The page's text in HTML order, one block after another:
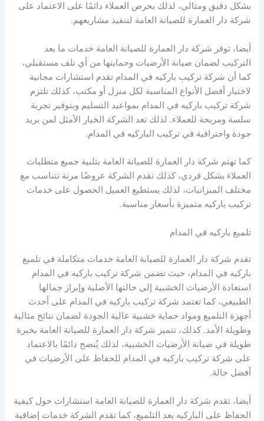
بشكل دقيق ومثالي، لذلك يحرص العملاء دائمًا على الاعتماد على
شركة دار العمارة للصيانة العامة لتنفيذ مشاريعهم.
أيضا، توفر شركة دار العمارة للصيانة العامة خدمات ما بعد
التركيب لضمان صيانة الأرضيات وحمايتها من أي تلف مستقبلي،
كما أن شركة تركيب باركيه في المدام تقدم استشارات مجانية
لاختيار أفضل الأنواع المناسبة لكل منزل أو مكتب، كذلك تلتزم
شركة تركيب باركيه في المدام بمواعيد التسليم وبتوفير تجربة
سلسة ومريحة للعملاء. لذلك تعد الشركة الخيار الأمثل لمن يريد
جودة واحترافية في تركيب الباركيه في المدام.
كما تهتم شركة دار العمارة للصيانة العامة بتلبية جميع متطلبات
العملاء بشكل فردي، كذلك تقدم الشركة عروضًا مرنة تتناسب مع
مختلف الميزانيات، لذلك يستطيع العميل الحصول على خدمات
تركيب باركيه متميزة بأسعار مناسبة.
تلميع باركيه في المدام
تقدم شركة دار العمارة للصيانة العامة خدمات متكاملة في تلميع
باركيه في المدام، حيث تضمن شركة تركيب باركيه في المدام
استعادة الأرضيات الخشبية إلى حالتها الأصلية وإبراز جمالها
الطبيعي، كما تعتمد شركة تركيب باركيه في المدام على أحدث
أجهزة التلميع ومواد حماية خشبية عالية الجودة لضمان نتائج مثالية
وطويلة الأمد. كذلك، تتميز شركة دار العمارة للصيانة العامة بخبرة
طويلة في صيانة الأرضيات الخشبية، لذلك يُنصح دائمًا بالاعتماد
على شركة تركيب باركيه في المدام للحفاظ على الأرضيات في
أفضل حالة.
أيضا، تقدم شركة دار العمارة للصيانة العامة استشارات حول كيفية
الحفاظ على الباركيه بعد التلميع، كما تقدم الشركة خدمات إضافية